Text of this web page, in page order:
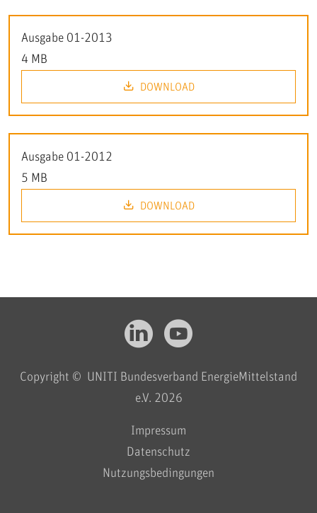
Ausgabe 01-2013
4 MB
DOWNLOAD
Ausgabe 01-2012
5 MB
DOWNLOAD
Copyright © UNITI Bundesverband EnergieMittelstand
e.V. 2026
Impressum
Datenschutz
Nutzungsbedingungen